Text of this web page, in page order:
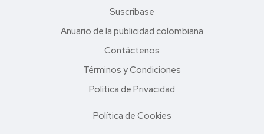
Suscríbase
Anuario de la publicidad colombiana
Contáctenos
Términos y Condiciones
Política de Privacidad
Política de Cookies